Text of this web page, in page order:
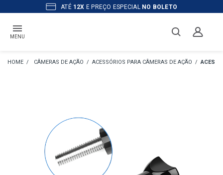
ATÉ 12X E PREÇO ESPECIAL NO BOLETO
MENU
CÂMERAS DE AÇÃO ACESSÓRIOS PARA CÂMERAS DE AÇÃO